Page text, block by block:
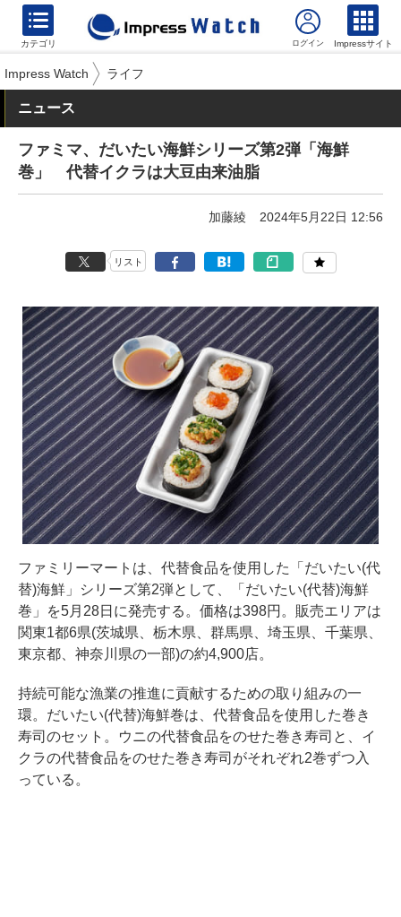
カテゴリ Impressサイト
Impress Watch ライフ
ニュース
ファミマ、だいたい海鮮シリーズ第2弾「海鮮
巻」 代替イクラは大豆由来油脂
加藤綾 2024年5月22日 12:56
リスト
ファミリーマートは、代替食品を使用した「だいたい(代
替)海鮮」シリーズ第2弾として、「だいたい(代替)海鮮
巻」を5月28日に発売する。価格は398円。販売エリアは
関東1都6県(茨城県、栃木県、群馬県、埼玉県、千葉県、
東京都、神奈川県の一部)の約4,900店。
持続可能な漁業の推進に貢献するための取り組みの一
環。だいたい(代替)海鮮巻は、代替食品を使用した巻き
寿司のセット。ウニの代替食品をのせた巻き寿司と、イ
クラの代替食品をのせた巻き寿司がそれぞれ2巻ずつ入
っている。